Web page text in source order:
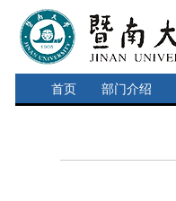
首页 部门介绍